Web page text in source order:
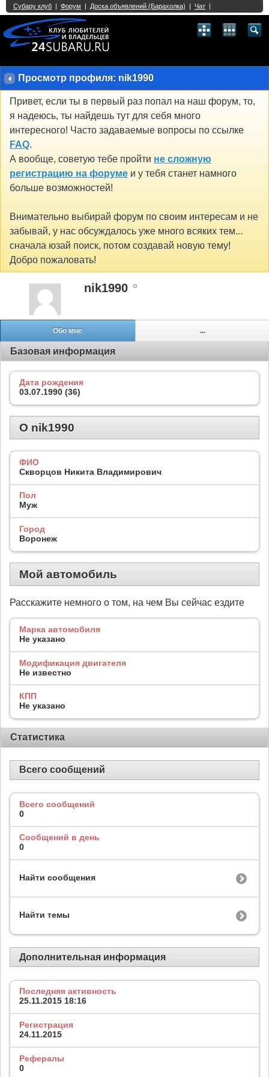
Просмотр профиля: nik1990
Привет, если ты в первый раз попал на наш форум, то,
я надеюсь, ты найдешь тут для себя много
интересного! Часто задаваемые вопросы по ссылке
FAQ.
А вообще, советую тебе пройти не сложную
регистрацию на форуме и у тебя станет намного
больше возможностей!
Внимательно выбирай форум по своим интересам и не
забывай, у нас обсуждалось уже много всяких тем...
сначала юзай поиск, потом создавай новую тему!
Добро пожаловать!
nik1990
Обо мне ...
Базовая информация
Дата рождения
03.07.1990 (36)
О nik1990
ФИО
Скворцов Никита Владимирович
Пол
Муж
Город
Воронеж
Мой автомобиль
Расскажите немного о том, на чем Вы сейчас ездите
Марка автомобиля
Не указано
Модификация двигателя
Не известно
КПП
Не указано
Статистика
Всего сообщений
Всего сообщений
0
Сообщений в день
0
Найти сообщения
Найти темы
Дополнительная информация
Последняя активность
25.11.2015 18:16
Регистрация
24.11.2015
Рефералы
0
Single Sign On provided byvBSSO
2 3 4 5 6 7 8 9 10 11 12 13 21 22 23 24 25 26
27 28 29 30 31 32 33 40 41 42 43